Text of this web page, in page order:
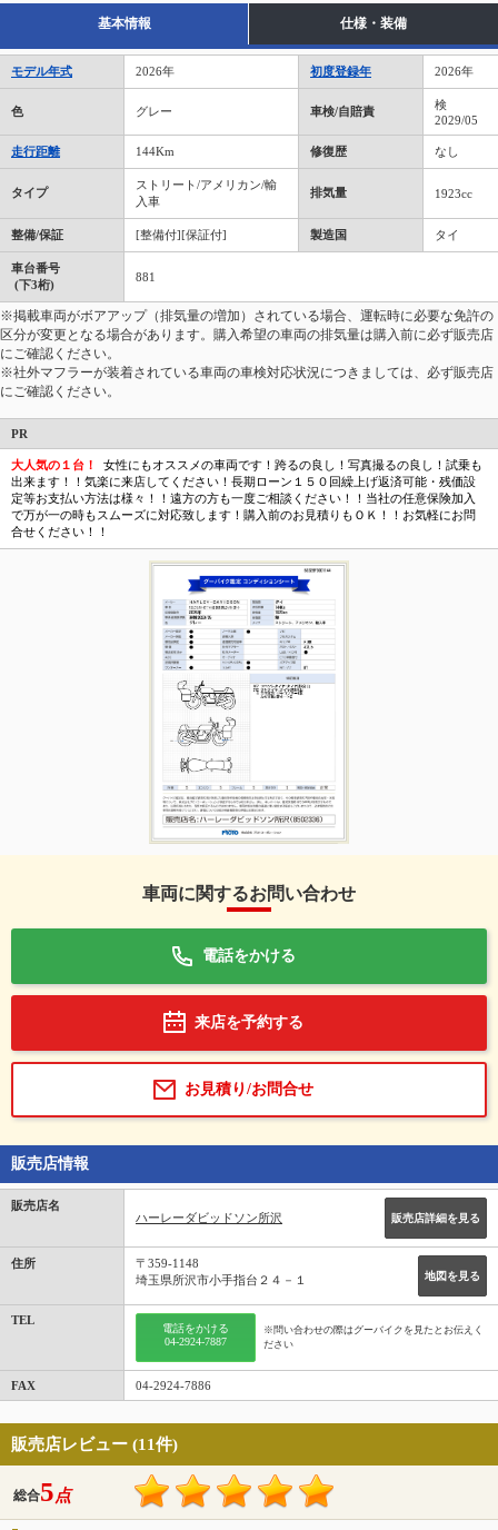
基本情報 仕様・装備
モデル年式 2026年 初度登録年 2026年
色 グレー 車検/自賠責
検
2029/05
走行距離 144Km 修復歴 なし
タイプ
ストリート/アメリカン/輸
入車
排気量 1923cc
整備/保証 [整備付][保証付] 製造国 タイ
車台番号
(下3桁)
881
※掲載車両がボアアップ（排気量の増加）されている場合、運転時に必要な免許の
区分が変更となる場合があります。購入希望の車両の排気量は購入前に必ず販売店
にご確認ください。
※社外マフラーが装着されている車両の車検対応状況につきましては、必ず販売店
にご確認ください。
PR
大人気の１台！
女性にもオススメの車両です！跨るの良し！写真撮るの良し！試乗も
出来ます！！気楽に来店してください！長期ローン１５０回繰上げ返済可能・残価設
定等お支払い方法は様々！！遠方の方も一度ご相談ください！！当社の任意保険加入
で万が一の時もスムーズに対応致します！購入前のお見積りもＯＫ！！お気軽にお問
合せください！！
車両に関するお問い合わせ
電話をかける
来店を予約する
お見積り/お問合せ
販売店情報
販売店名
ハーレーダビッドソン所沢
販売店詳細を見る
住所
地図を見る
〒359-1148
埼玉県所沢市小手指台２４－１
TEL
電話をかける
04-2924-7887
※問い合わせの際はグーバイクを見たとお伝えく
ださい
FAX 04-2924-7886
販売店レビュー (11件)
総合5点